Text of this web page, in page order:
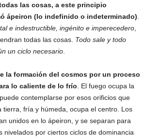
las cosas, a este principio
ápeiron (lo indefinido o indeterminado)
e indestructible, ingénito e imperecedero
todas las cosas. Todo sale y todo
un ciclo necesario
la formación del cosmos por un proceso
lo caliente de lo frío . El fuego ocupa la
contemplarse por esos orificios que
tierra, fría y húmeda, ocupa el centro. Los
unidos en lo ápeiron, y se separan para
nivelados por ciertos ciclos de dominancia